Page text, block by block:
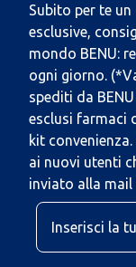
Subito per te
esclusive,
mondo BENU:
ogni giorno.
spediti da
esclusi farmaci
kit
ai nuovi utenti
inviato alla mail